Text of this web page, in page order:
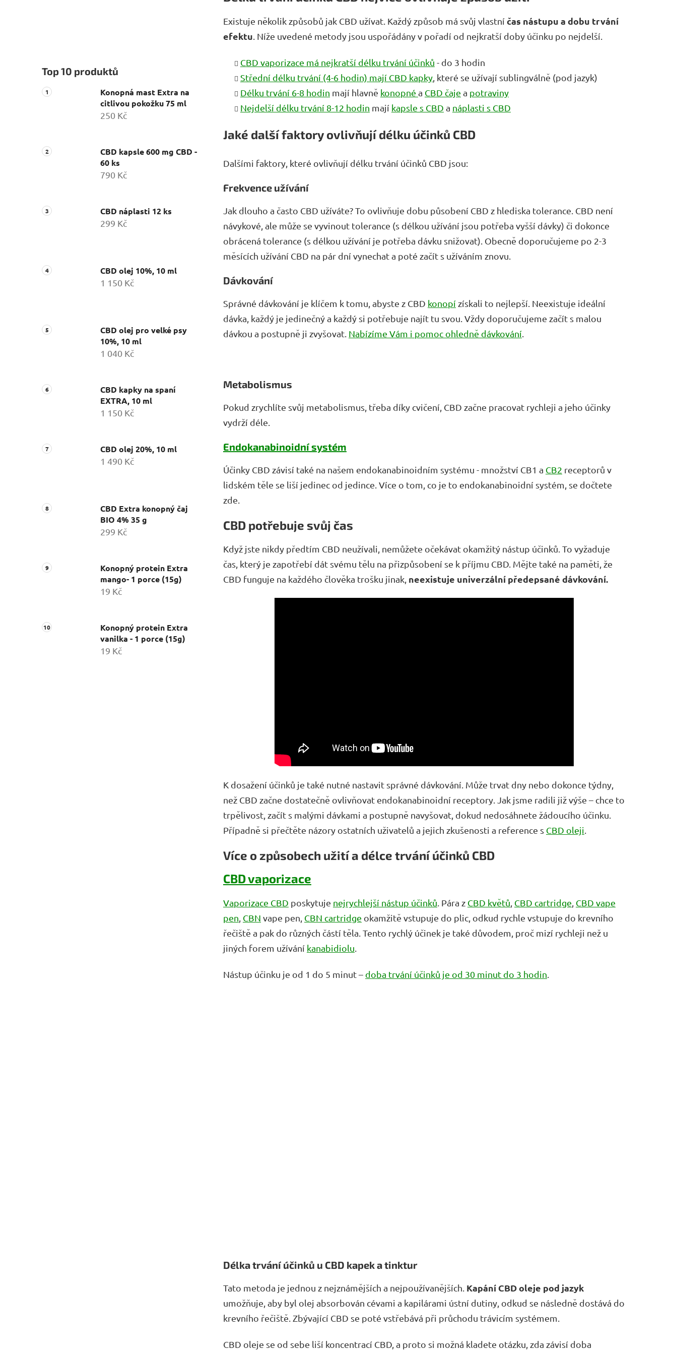
Top 10 produktů
Konopná mast Extra na
citlivou pokožku 75 ml
250 Kč
CBD kapsle 600 mg CBD -
60 ks
790 Kč
CBD náplasti 12 ks
299 Kč
CBD olej 10%, 10 ml
1 150 Kč
CBD olej pro velké psy
10%, 10 ml
1 040 Kč
CBD kapky na spaní
EXTRA, 10 ml
1 150 Kč
CBD olej 20%, 10 ml
1 490 Kč
CBD Extra konopný čaj
BIO 4% 35 g
299 Kč
Konopný protein Extra
mango- 1 porce (15g)
19 Kč
Konopný protein Extra
vanilka - 1 porce (15g)
19 Kč
Existuje několik způsobů jak CBD užívat. Každý způsob má svůj vlastní čas nástupu a dobu trvání
efektu . Níže uvedené metody jsou uspořádány v pořadí od nejkratší doby účinku po nejdelší.
CBD vaporizace má nejkratší délku trvání účinků - do 3 hodin
Střední délku trvání (4-6 hodin) mají CBD kapky , které se užívají sublingválně (pod jazyk)
Délku trvání 6-8 hodin mají hlavně konopné a CBD čaje a potraviny
Nejdelší délku trvání 8-12 hodin mají kapsle s CBD a náplasti s CBD
Jaké další faktory ovlivňují délku účinků CBD
Dalšími faktory, které ovlivňují délku trvání účinků CBD jsou:
Frekvence užívání
Jak dlouho a často CBD užíváte? To ovlivňuje dobu působení CBD z hlediska tolerance. CBD není
návykové, ale může se vyvinout tolerance (s délkou užívání jsou potřeba vyšší dávky) či dokonce
obrácená tolerance (s délkou užívání je potřeba dávku snižovat). Obecně doporučujeme po 2-3
měsících užívání CBD na pár dní vynechat a poté začít s užíváním znovu.
Dávkování
Správné dávkování je klíčem k tomu, abyste z CBD konopí získali to nejlepší. Neexistuje ideální
dávka, každý je jedinečný a každý si potřebuje najít tu svou. Vždy doporučujeme začít s malou
dávkou a postupně ji zvyšovat. Nabízíme Vám i pomoc ohledně dávkování
Metabolismus
Pokud zrychlíte svůj metabolismus, třeba díky cvičení, CBD začne pracovat rychleji a jeho účinky
vydrží déle.
Endokanabinoidní systém
Účinky CBD závisí také na našem endokanabinoidním systému - množství CB1 a CB2 receptorů v
lidském těle se liší jedinec od jedince. Více o tom, co je to endokanabinoidní systém, se dočtete
zde.
CBD potřebuje svůj čas
Když jste nikdy předtím CBD neužívali, nemůžete očekávat okamžitý nástup účinků. To vyžaduje
čas, který je zapotřebí dát svému tělu na přizpůsobení se k příjmu CBD. Mějte také na paměti, že
CBD funguje na každého člověka trošku jinak, neexistuje univerzální předepsané dávkování.
K dosažení účinků je také nutné nastavit správné dávkování. Může trvat dny nebo dokonce týdny,
než CBD začne dostatečně ovlivňovat endokanabinoidní receptory. Jak jsme radili již výše – chce to
trpělivost, začít s malými dávkami a postupně navyšovat, dokud nedosáhnete žádoucího účinku.
Případně si přečtěte názory ostatních uživatelů a jejich zkušenosti a reference s CBD oleji.
Více o způsobech užití a délce trvání účinků CBD
CBD vaporizace
Vaporizace CBD poskytuje nejrychlejší nástup účinků. Pára z CBD květů, CBD cartridge, CBD vape
pen, CBN vape pen, CBN cartridge okamžitě vstupuje do plic, odkud rychle vstupuje do krevního
řečiště a pak do různých částí těla. Tento rychlý účinek je také důvodem, proč mizí rychleji než u
jiných forem užívání kanabidiolu.
Nástup účinku je od 1 do 5 minut – doba trvání účinků je od 30 minut do 3 hodin.
Délka trvání účinků u CBD kapek a tinktur
Tato metoda je jednou z nejznámějších a nejpoužívanějších. Kapání CBD oleje pod jazyk
umožňuje, aby byl olej absorbován cévami a kapilárami ústní dutiny, odkud se následně dostává do
krevního řečiště. Zbývající CBD se poté vstřebává při průchodu trávicím systémem.
CBD oleje se od sebe liší koncentrací CBD, a proto si možná kladete otázku, zda závisí doba